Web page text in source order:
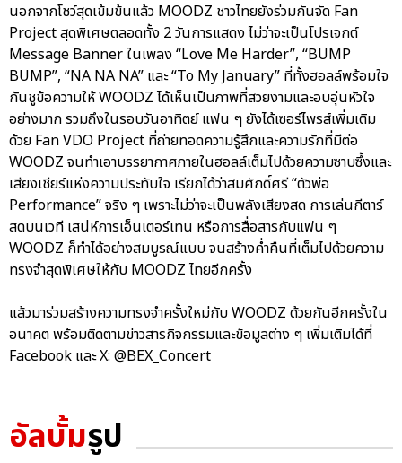
นอกจากโชว์สุดเข้มข้นแล้ว MOODZ ชาวไทยยังร่วมกันจัด Fan
Project สุดพิเศษตลอดทั้ง 2 วันการแสดง ไม่ว่าจะเป็นโปรเจกต์
Message Banner ในเพลง “Love Me Harder”, “BUMP
BUMP”, “NA NA NA” และ “To My January” ที่ทั้งฮอลล์พร้อมใจ
กันชูข้อความให้ WOODZ ได้เห็นเป็นภาพที่สวยงามและอบอุ่นหัวใจ
อย่างมาก รวมถึงในรอบวันอาทิตย์ แฟน ๆ ยังได้เซอร์ไพรส์เพิ่มเติม
ด้วย Fan VDO Project ที่ถ่ายทอดความรู้สึกและความรักที่มีต่อ
WOODZ จนทำเอาบรรยากาศภายในฮอลล์เต็มไปด้วยความซาบซึ้งและ
เสียงเชียร์แห่งความประทับใจ เรียกได้ว่าสมศักดิ์ศรี “ตัวพ่อ
Performance” จริง ๆ เพราะไม่ว่าจะเป็นพลังเสียงสด การเล่นกีตาร์
สดบนเวที เสน่ห์การเอ็นเตอร์เทน หรือการสื่อสารกับแฟน ๆ
WOODZ ก็ทำได้อย่างสมบูรณ์แบบ จนสร้างค่ำคืนที่เต็มไปด้วยความ
ทรงจำสุดพิเศษให้กับ MOODZ ไทยอีกครั้ง
แล้วมาร่วมสร้างความทรงจำครั้งใหม่กับ WOODZ ด้วยกันอีกครั้งใน
อนาคต พร้อมติดตามข่าวสารกิจกรรมและข้อมูลต่าง ๆ เพิ่มเติมได้ที่
Facebook และ X: @BEX_Concert
อัลบั้มรูป